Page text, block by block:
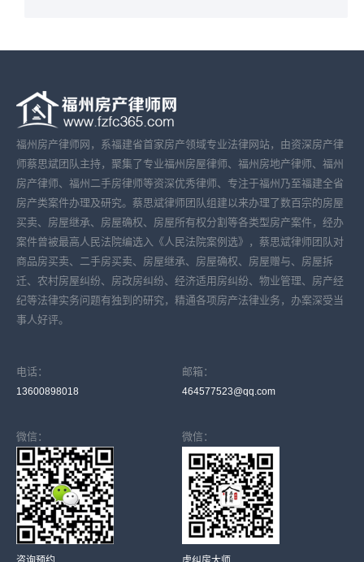
福州房产律师网，系福建省首家房产领域专业法律网站，由资深房产律
师蔡思斌团队主持，聚集了专业福州房屋律师、福州房地产律师、福州
房产律师、福州二手房律师等资深优秀律师、专注于福州乃至福建全省
房产类案件办理及研究。蔡思斌律师团队组建以来办理了数百宗的房屋
买卖、房屋继承、房屋确权、房屋所有权分割等各类型房产案件，经办
案件曾被最高人民法院编选入《人民法院案例选》，蔡思斌律师团队对
商品房买卖、二手房买卖、房屋继承、房屋确权、房屋赠与、房屋拆
迁、农村房屋纠纷、房改房纠纷、经济适用房纠纷、物业管理、房产经
纪等法律实务问题有独到的研究，精通各项房产法律业务，办案深受当
事人好评。
电话：
13600898018
邮箱：
464577523@qq.com
微信： 微信：